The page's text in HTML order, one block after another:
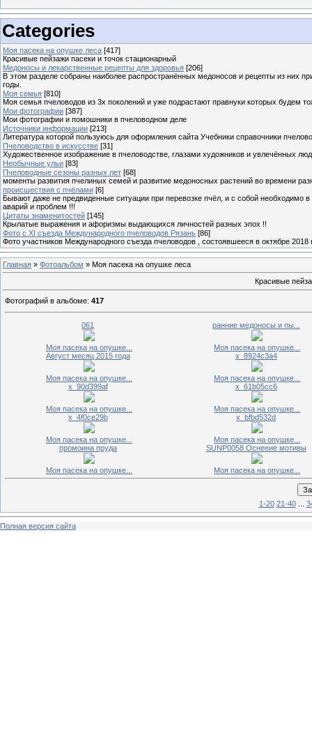
Categories
Моя пасека на опушке леса [417]
Красивые пейзажи пасеки и точок стационарный
Медоносы и лекарственные рецепты для здоровья [206]
В этом разделе собраны наиболее распространённых медоносов и рецепты из них
годы.
Моя семья [810]
Моя семья пчеловодов из 3х поколений и уже подрастают правнуки которых будем
Мои фотографии [387]
Мои фотографии и помошники в пчеловодном деле
Источники информации [213]
Литература которой пользуюсь для оформления сайта Учебники справочники
Пчеловодство в искусстве [31]
Художественное изображение в пчеловодстве, глазами художников и увлечённых
Необычные ульи [83]
Пчеловодные сезоны разных лет [68]
моменты развития пчелиных семей и развитие медоносных растений во времени
происшествия с пчёлами [6]
Бывают даже не предвиденные ситуации при перевозке пчёл, и с собой необходимо
аварий и проблем !!!
Цитаты знаменитостей [145]
Крылатые выражения и афоризмы выдающихся личностей разных эпох !!
Фото с XI съезда Международного пчеловодов Рязань [86]
Фото участников Международного съезда пчеловодов , состоявшееся в октябре 2018
Главная » Фотоальбом » Моя пасека на опушке леса
Красивые
Фотографий в альбоме: 417
061
Моя пасека на опушке...
ранние медоносы и пы...
Моя пасека на опушке...
Август месяц 2015 года
Моя пасека на опушке...
x_8924c3a4
Моя пасека на опушке...
x_90d399af
Моя пасека на опушке...
x_61b05cc6
Моя пасека на опушке...
x_4f0ce29b
Моя пасека на опушке...
x_bfbd532d
Моя пасека на опушке...
промоина пруда
Моя пасека на опушке...
SUNP0058 Оснееие мотивы
Моя пасека на опушке...
1-20 21-40
Полная версия сайта